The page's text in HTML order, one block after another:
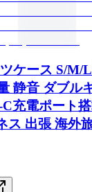
ケース S/M/
静音 ダブル
充電ポート
ス 出張 海外